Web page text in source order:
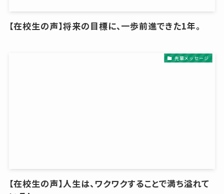
【在校生の声】将来の目標に、一歩前進できた1年。
先輩メッセージ
【在校生の声】人生は、ワクワクすることで満ち溢れて